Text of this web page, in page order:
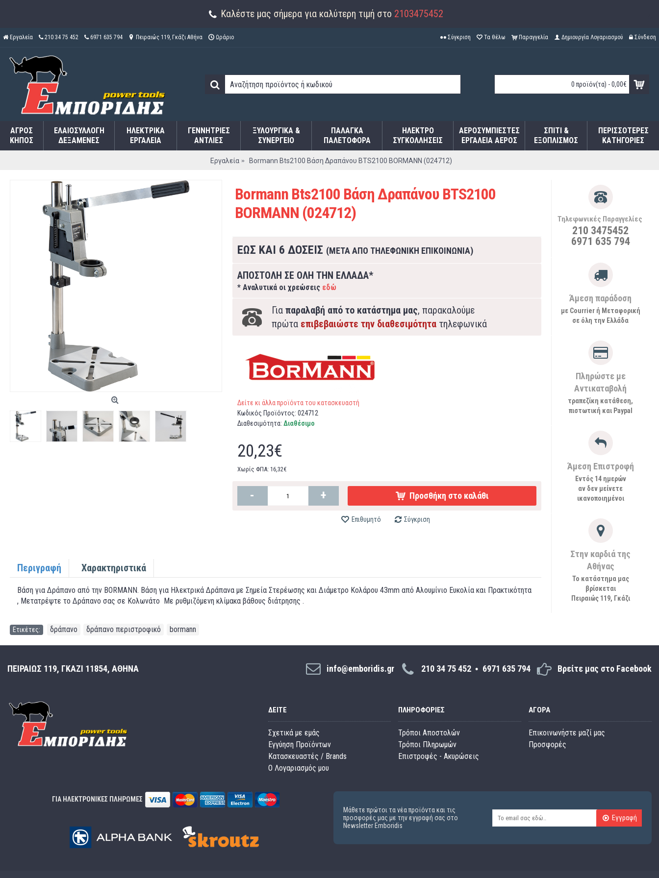
Καλέστε μας σήμερα για καλύτερη τιμή στο 2103475452
Εργαλεία 210 34 75 452 6971 635 794 Πειραιώς 119, Γκάζι Αθήνα Ωράριο Σύγκριση Τα θέλω Παραγγελία Δημιουργία Λογαριασμού Σύνδεση
0 προϊόν(τα) - 0,00€
ΑΓΡΌΣ
ΚΉΠΟΣ
ΕΛΑΙΟΣΥΛΛΟΓΉ
ΔΕΞΑΜΕΝΈΣ
ΗΛΕΚΤΡΙΚΆ
ΕΡΓΑΛΕΊΑ
ΓΕΝΝΉΤΡΙΕΣ
ΑΝΤΛΊΕΣ
ΞΥΛΟΥΡΓΙΚΑ &
ΣΥΝΕΡΓΕΙΟ
ΠΑΛΆΓΚΑ
ΠΑΛΕΤΟΦΌΡΑ
ΗΛΕΚΤΡΟ
ΣΥΓΚΟΛΛΉΣΕΙΣ
ΑΕΡΟΣΥΜΠΙΕΣΤΈΣ
ΕΡΓΑΛΕΊΑ ΑΈΡΟΣ
ΣΠΊΤΙ &
ΕΞΟΠΛΙΣΜΌΣ
ΠΕΡΙΣΣΌΤΕΡΕΣ
ΚΑΤΗΓΟΡΊΕΣ
Εργαλεία Bormann Bts2100 Βάση Δραπάνου BTS2100 BORMANN (024712)
Τηλεφωνικές Παραγγελίες
210 3475452
6971 635 794
Άμεση παράδοση
με Courrier ή Μεταφορική
σε όλη την Ελλάδα
Πληρώστε με
Αντικαταβολή
τραπεζίκη κατάθεση,
πιστωτική και Paypal
Άμεση Επιστροφή
Εντός 14 ημερών
αν δεν μείνετε
ικανοποιημένοι
Στην καρδιά της
Αθήνας
Το κατάστημα μας
βρίσκεται
Πειραιώς 119, Γκάζι
Bormann Bts2100 Βάση Δραπάνου BTS2100
BORMANN (024712)
ΕΩΣ ΚΑΙ 6 ΔΟΣΕΙΣ (ΜΕΤΑ ΑΠΟ ΤΗΛΕΦΩΝΙΚΗ ΕΠΙΚΟΙΝΩΝΙΑ)
ΑΠΟΣΤΟΛΗ ΣΕ ΟΛΗ ΤΗΝ ΕΛΛΑΔΑ*
* Αναλυτικά οι χρεώσεις εδώ
Για παραλαβή από το κατάστημα μας, παρακαλούμε
πρώτα επιβεβαιώστε την διαθεσιμότητατηλεφωνικά
Δείτε κι άλλα προϊόντα του κατασκευαστή
Κωδικός Προϊόντος: 024712
Διαθεσιμότητα: Διαθέσιμο
20,23€
Χωρίς ΦΠΑ: 16,32€
- + Προσθήκη στο καλάθι
Επιθυμητό Σύγκριση
Περιγραφή Χαρακτηριστικά
Βάση για Δράπανο από την BORMANN. Βάση για Ηλεκτρικά Δράπανα με Σημεία Στερέωσης και Διάμετρο Κολάρου 43mm από Αλουμίνιο Ευκολία και Πρακτικότητα
, Μετατρέψτε το Δράπανο σας σε Κολωνάτο Με ρυθμιζόμενη κλίμακα βάθους διάτρησης .
Ετικέτες: δράπανο δράπανο περιστροφικό bormann
ΠΕΙΡΑΙΩΣ 119, ΓΚΑΖΙ 11854, ΑΘΗΝΑ info@emboridis.gr 210 34 75 452 6971 635 794 Βρείτε μας στο Facebook
ΔΕΊΤΕ
Σχετικά με εμάς
Εγγύηση Προϊόντων
Κατασκευαστές / Brands
O Λογαριασμός μου
ΠΛΗΡΟΦΟΡΊΕΣ
Τρόποι Αποστολών
Τρόποι Πληρωμών
Επιστροφές - Ακυρώσεις
ΑΓΟΡΆ
Επικοινωνήστε μαζί μας
Προσφορές
ΓΙΑ ΗΛΕΚΤΡΟΝΙΚΕΣ ΠΛΗΡΩΜΕΣ
Μάθετε πρώτοι τα νέα προϊόντα και τις
προσφορές μας με την εγγραφή σας στο
Newsletter Emboridis
Εγγραφή